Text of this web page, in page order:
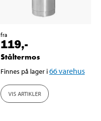
fra
119,-
Ståltermos
Finnes på lager i66varehus
VIS ARTIKLER